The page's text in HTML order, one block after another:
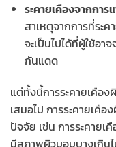
ระคายเคืองจากกา
สาเหตุจากการที่ระ
จะเป็นไปได้ที่ผู้ใช้อ
กันแดด
แต่ทั้งนี้การระคายเคือง
เสมอไป การระคายเคื
ปัจจัย เช่น การระคาย
มีสภาพผิวบอบบางเกิน